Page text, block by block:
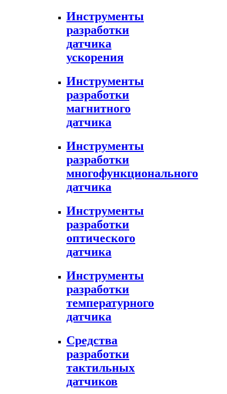
Инструменты
разработки
датчика
ускорения
Инструменты
разработки
магнитного
датчика
Инструменты
разработки
многофункционального
датчика
Инструменты
разработки
оптического
датчика
Инструменты
разработки
температурного
датчика
Средства
разработки
тактильных
датчиков